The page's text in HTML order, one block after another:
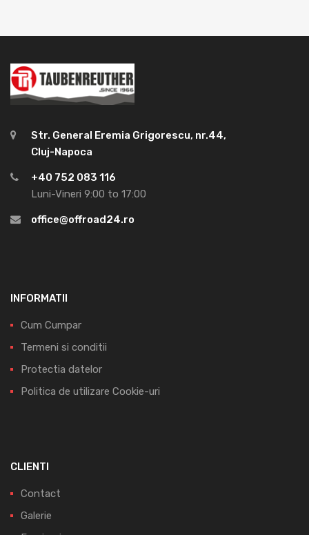
Str. General Eremia Grigorescu, nr.44,
Cluj-Napoca
+40 752 083 116
Luni-Vineri 9:00 to 17:00
office@offroad24.ro
INFORMATII
Cum Cumpar
Termeni si conditii
Protectia datelor
Politica de utilizare Cookie-uri
CLIENTI
Contact
Galerie